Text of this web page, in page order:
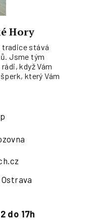
Hory
tradice stává
Jsme tým
když Vám
který Vám
do 17h